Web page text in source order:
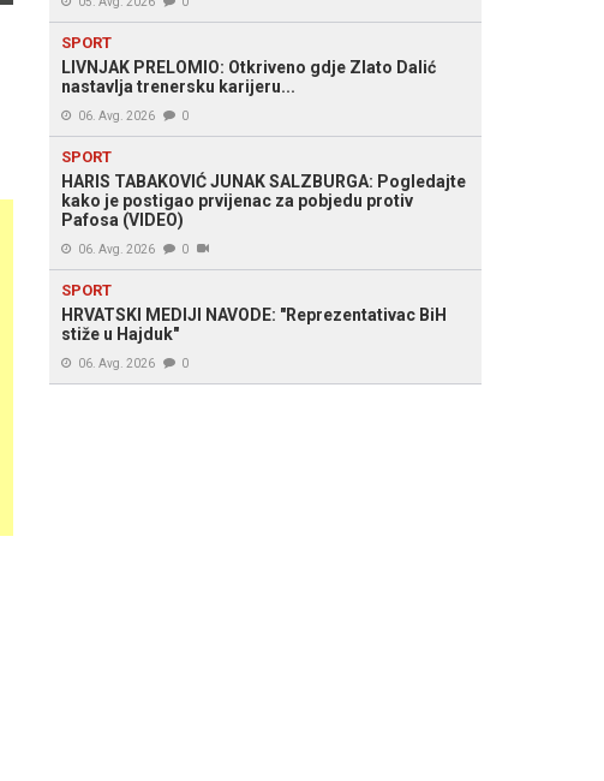
SPORT
LIVNJAK PRELOMIO: Otkriveno gdje Zlato Dalić
nastavlja trenersku karijeru...
06. Avg. 2026 0
SPORT
HARIS TABAKOVIĆ JUNAK SALZBURGA: Pogledajte
kako je postigao prvijenac za pobjedu protiv
Pafosa (VIDEO)
06. Avg. 2026 0
SPORT
HRVATSKI MEDIJI NAVODE: "Reprezentativac BiH
stiže u Hajduk"
06. Avg. 2026 0